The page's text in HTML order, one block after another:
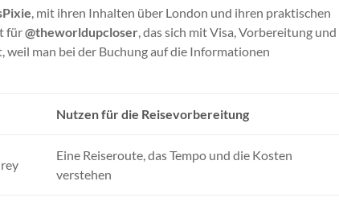
, mit ihren Inhalten über London und ihren praktischen
für@theworldupcloser, das sich mit Visa, Vorbereitung und
weil man bei der Buchung auf die Informationen
Nutzen für die Reisevorbereitung
Eine Reiseroute, das Tempo und die Kosten
verstehen